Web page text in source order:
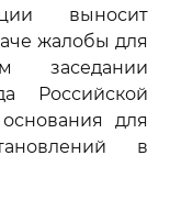
выносит
жалобы для
заседании
Российской
для
в